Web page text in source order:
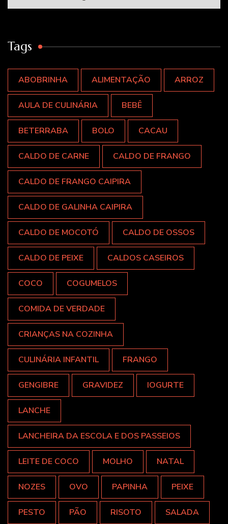
Tags
ABOBRINHA ALIMENTAÇÃO ARROZ
AULA DE CULINÁRIA BEBÊ
BETERRABA BOLO CACAU
CALDO DE CARNE CALDO DE FRANGO
CALDO DE FRANGO CAIPIRA
CALDO DE GALINHA CAIPIRA
CALDO DE MOCOTÓ CALDO DE OSSOS
CALDO DE PEIXE CALDOS CASEIROS
COCO COGUMELOS
COMIDA DE VERDADE
CRIANÇAS NA COZINHA
CULINÁRIA INFANTIL FRANGO
GENGIBRE GRAVIDEZ IOGURTE
LANCHE
LANCHEIRA DA ESCOLA E DOS PASSEIOS
LEITE DE COCO MOLHO NATAL
NOZES OVO PAPINHA PEIXE
PESTO PÃO RISOTO SALADA